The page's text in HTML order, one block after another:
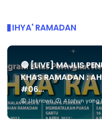
IHYA' RAMADAN
🔴 [LIVE] MAJLIS
KHAS RAMADAN :
#06...
Unknown 4 tahun yang